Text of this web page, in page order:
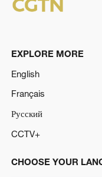
EXPLORE MORE
English
Français
Русский
CCTV+
CHOOSE YOUR